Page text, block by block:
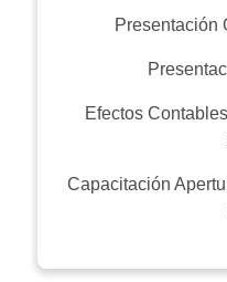
Presentación
Efectos
Capacitación